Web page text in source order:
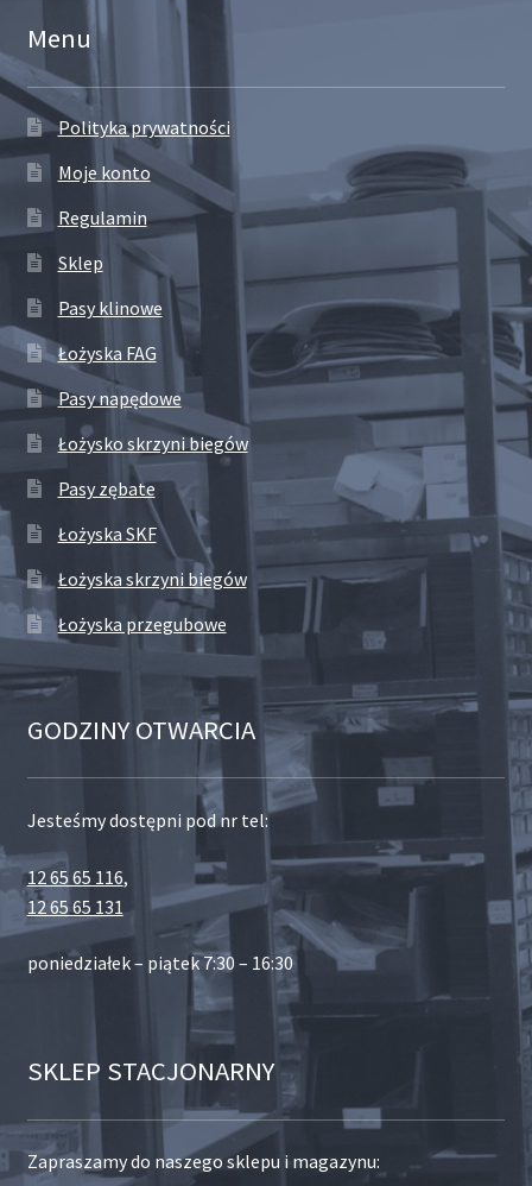
Menu
Polityka prywatności
Moje konto
Regulamin
Sklep
Pasy klinowe
Łożyska FAG
Pasy napędowe
Łożysko skrzyni biegów
Pasy zębate
Łożyska SKF
Łożyska skrzyni biegów
Łożyska przegubowe
GODZINY OTWARCIA
Jesteśmy dostępni pod nr tel:
12 65 65 116,
12 65 65 131
poniedziałek – piątek 7:30 – 16:30
SKLEP STACJONARNY
Zapraszamy do naszego sklepu i magazynu: